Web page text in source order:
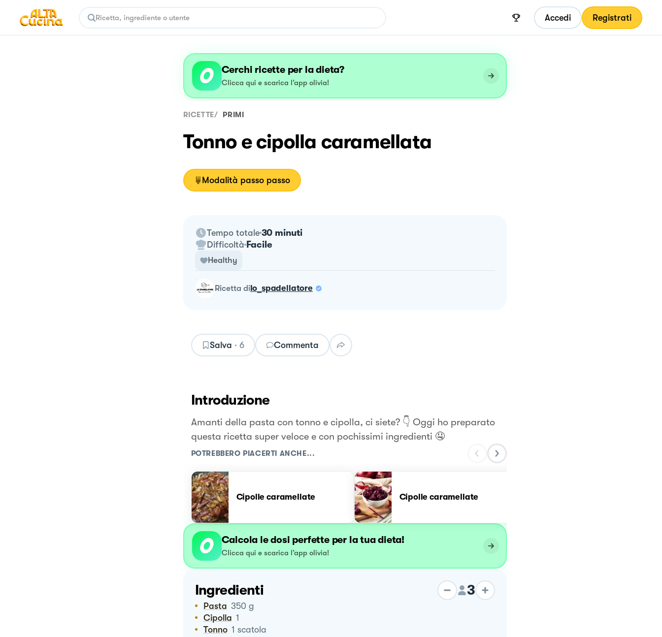
Accedi Registrati
Cerchi ricette per la dieta?
Clicca qui e scarica l’app olivia!
RICETTE/ PRIMI
Tonno e cipolla caramellata
Modalità passo passo
Tempo totale 30 minuti
Difficoltà Facile
Healthy
ricetta dilo_spadellatore
Salva · 6 Commenta
Introduzione
Amanti della pasta con tonno e cipolla, ci siete? 👇 Oggi ho preparato
questa ricetta super veloce e con pochissimi ingredienti 🤤
POTREBBERO PIACERTI ANCHE...
Cipolle caramellate Cipolle caramellate
Calcola le dosi perfette per la tua dieta!
Clicca qui e scarica l’app olivia!
Ingredienti 3
Pasta 350 g
Cipolla 1
Tonno 1 scatola